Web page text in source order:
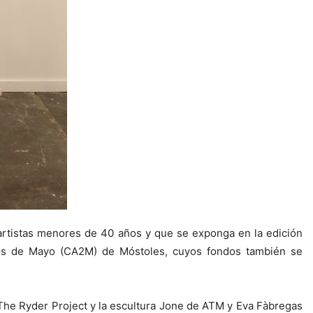
menores de 40 años y que se exponga en la edición
Mayo (CA2M) de Móstoles, cuyos fondos también se
Ryder Project y la escultura Jone de ATM y Eva Fàbregas